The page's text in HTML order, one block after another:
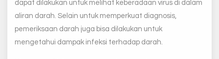
dapat dilakukan untuk melihat keberadaan virus di dalam
aliran darah. Selain untuk memperkuat diagnosis,
pemeriksaan darah juga bisa dilakukan untuk
mengetahui dampak infeksi terhadap darah.